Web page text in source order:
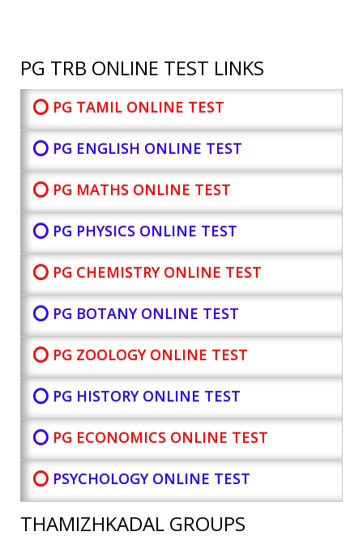
PG TRB ONLINE TEST LINKS
⭕ PG TAMIL ONLINE TEST
⭕ PG ENGLISH ONLINE TEST
⭕ PG MATHS ONLINE TEST
⭕ PG PHYSICS ONLINE TEST
⭕ PG CHEMISTRY ONLINE TEST
⭕ PG BOTANYONLINE TEST
⭕ PG ZOOLOGY ONLINE TEST
⭕ PG HISTORY ONLINE TEST
⭕ PG ECONOMICS ONLINE TEST
⭕ PSYCHOLOGY ONLINE TEST
THAMIZHKADAL GROUPS